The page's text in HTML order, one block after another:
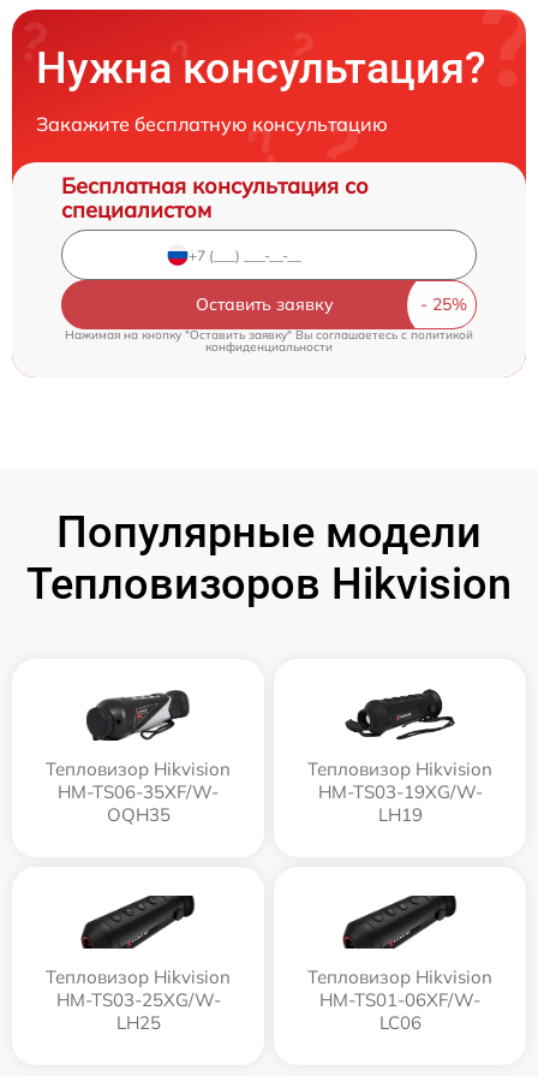
Нужна консультация?
Закажите бесплатную консультацию
Бесплатная консультация со
специалистом
Оставить заявку
Нажимая на кнопку "Оставить заявку" Вы соглашаетесь c политикой
конфиденциальности
Популярные модели
Тепловизоров Hikvision
Тепловизор Hikvision
HM-TS06-35XF/W-
OQH35
Тепловизор Hikvision
HM-TS03-19XG/W-
LH19
Тепловизор Hikvision
HM-TS03-25XG/W-
LH25
Тепловизор Hikvision
HM-TS01-06XF/W-
LC06